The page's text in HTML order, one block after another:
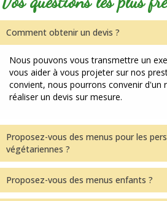
Comment obtenir un devis ?
Nous pouvons vous transmettre un
vous aider à vous projeter sur nos
convient, nous pourrons convenir d'un
réaliser un devis sur mesure.
Proposez-vous des menus pour les
végétariennes ?
Proposez-vous des menus enfants ?